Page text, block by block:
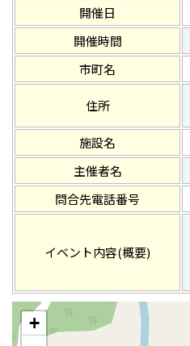
開催日
開催時間
市町名
住所
施設名
主催者名
問合先電話番号
イベント内容(概要)
+